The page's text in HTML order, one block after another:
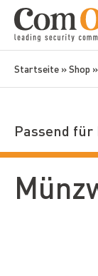
Startseite »Shop »
Passend für